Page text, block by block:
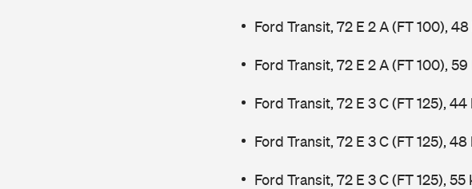
Ford Transit, 72 E 2 A (FT 100),
Ford Transit, 72 E 2 A (FT 100),
Ford Transit, 72 E 3 C (FT 125),
Ford Transit, 72 E 3 C (FT 125),
Ford Transit, 72 E 3 C (FT 125),